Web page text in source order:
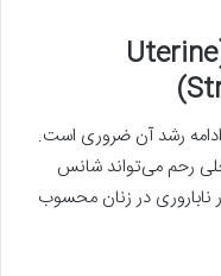
(Uterine
ادامه رشد آن ضروری است.
رحم می‌تواند شانس
ناباروری در زنان محسوب